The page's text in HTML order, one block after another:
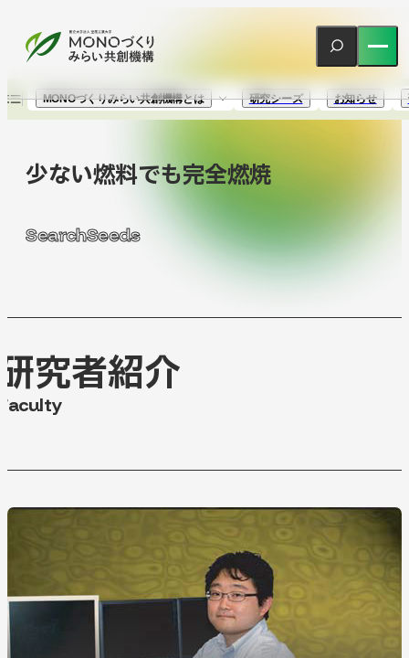
MONOづくり
みらい共創機構とは
About us
SearchSeeds
Publications
MONOづくりみらい共創機構とは 研究シーズ お知らせ
少ない燃料でも完全燃焼
SearchSeeds
究者紹介